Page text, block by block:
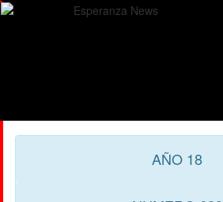
AÑO 18